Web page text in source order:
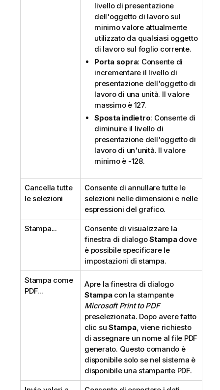
livello di presentazione
dell'oggetto di lavoro sul
minimo valore attualmente
utilizzato da qualsiasi oggetto
di lavoro sul foglio corrente.
Porta sopra: Consente di
incrementare il livello di
presentazione dell'oggetto di
lavoro di una unità. Il valore
massimo è 127.
Sposta indietro: Consente di
diminuire il livello di
presentazione dell'oggetto di
lavoro di un'unità. Il valore
minimo è -128.
Cancella tutte
le selezioni
Consente di annullare tutte le
selezioni nelle dimensioni e nelle
espressioni del grafico.
Stampa...
Consente di visualizzare la
finestra di dialogoStampadove
è possibile specificare le
impostazioni di stampa.
Stampa come
PDF...
Apre la finestra di dialogo
Stampacon la stampante
Microsoft Print to PDF
preselezionata. Dopo avere fatto
clic su Stampa, viene richiesto
di assegnare un nome al file PDF
generato. Questo comando è
disponibile solo se nel sistema è
disponibile una stampante PDF.